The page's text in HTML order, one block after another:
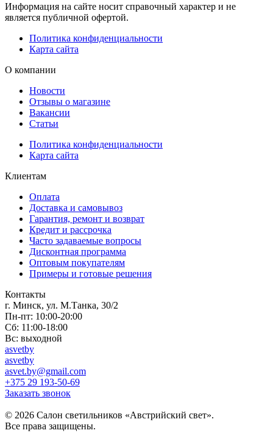
Информация на сайте носит справочный характер и не
является публичной офертой.
Политика конфиденциальности
Карта сайта
О компании
Новости
Отзывы о магазине
Вакансии
Статьи
Политика конфиденциальности
Карта сайта
Клиентам
Оплата
Доставка и самовывоз
Гарантия, ремонт и возврат
Кредит и рассрочка
Часто задаваемые вопросы
Дисконтная программа
Оптовым покупателям
Примеры и готовые решения
Контакты
г. Минск, ул. М.Танка, 30/2
Пн-пт: 10:00-20:00
Сб: 11:00-18:00
Вс: выходной
asvetby
asvetby
asvet.by@gmail.com
+375 29 193-50-69
Заказать звонок
© 2026 Салон светильников «Австрийский свет».
Все права защищены.